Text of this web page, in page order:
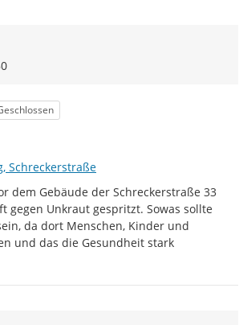
Zur Äußerung
Schreckerstraße
dem Gebäude der Schreckerstraße 33
gegen Unkraut gespritzt. Sowas sollte
da dort Menschen, Kinder und
und das die Gesundheit stark